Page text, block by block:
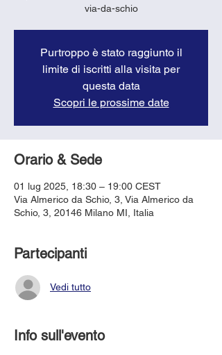
via-da-schio
Purtroppo è stato raggiunto il
limite di iscritti alla visita per
questa data
Scopri le prossime date
Orario & Sede
01 lug 2025, 18:30 – 19:00 CEST
Via Almerico da Schio, 3, Via Almerico da
Schio, 3, 20146 Milano MI, Italia
Partecipanti
Vedi tutto
Info sull'evento